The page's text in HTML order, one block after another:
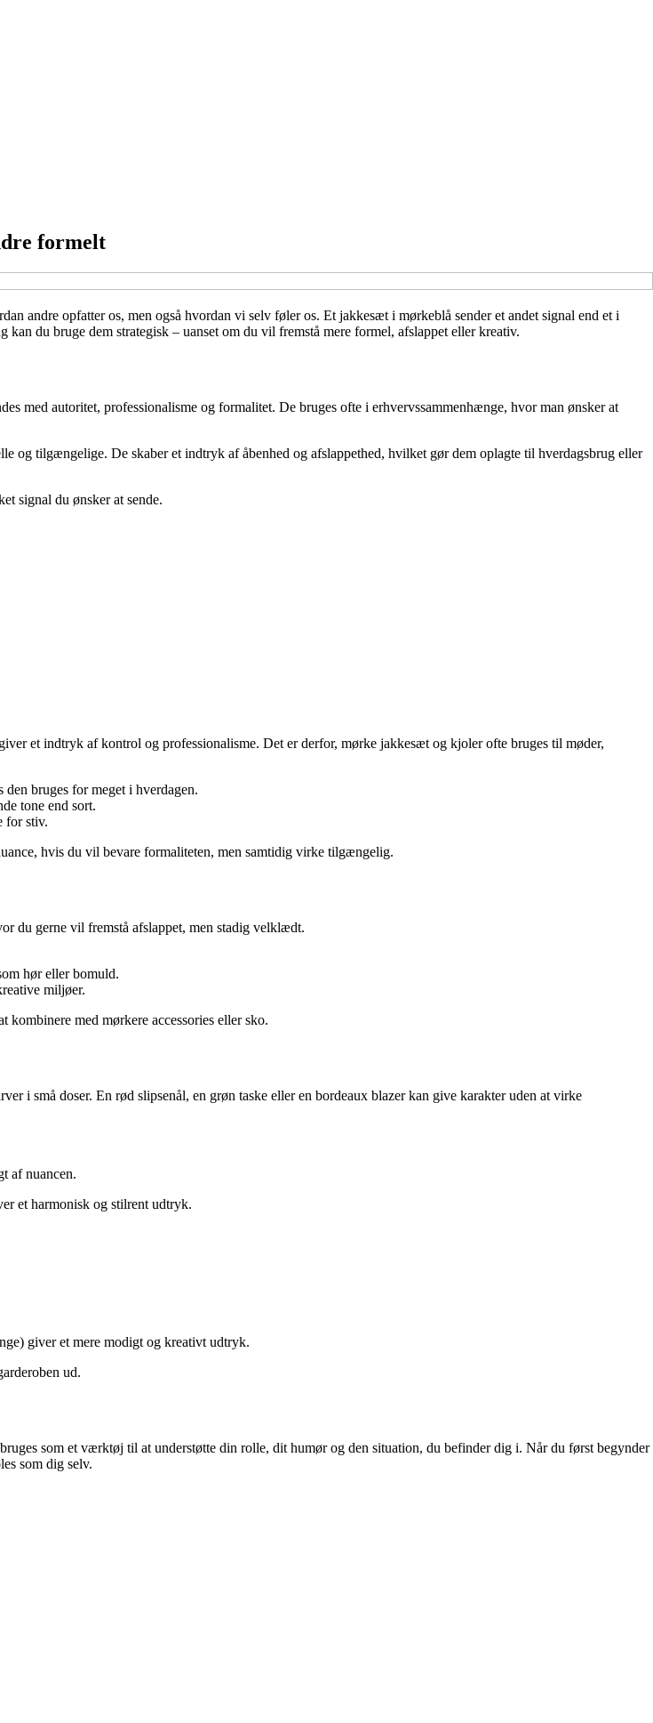
formelt
andre opfatter os, men også hvordan vi selv føler os. Et jakkesæt i mørkeblå sender et andet signal end et i
du bruge dem strategisk – uanset om du vil fremstå mere formel, afslappet eller kreativ.
med autoritet, professionalisme og formalitet. De bruges ofte i erhvervssammenhænge, hvor man ønsker at
og tilgængelige. De skaber et indtryk af åbenhed og afslappethed, hvilket gør dem oplagte til hverdagsbrug eller
signal du ønsker at sende.
et indtryk af kontrol og professionalisme. Det er derfor, mørke jakkesæt og kjoler ofte bruges til møder,
bruges for meget i hverdagen.
tone end sort.
for stiv.
hvis du vil bevare formaliteten, men samtidig virke tilgængelig.
du gerne vil fremstå afslappet, men stadig velklædt.
hør eller bomuld.
miljøer.
med mørkere accessories eller sko.
i små doser. En rød slipsenål, en grøn taske eller en bordeaux blazer kan give karakter uden at virke
af nuancen.
et harmonisk og stilrent udtryk.
giver et mere modigt og kreativt udtryk.
ud.
som et værktøj til at understøtte din rolle, dit humør og den situation, du befinder dig i. Når du først begynder
som dig selv.